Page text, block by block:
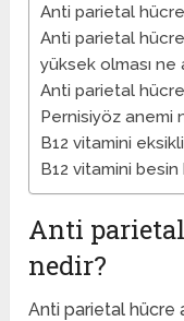
Anti parietal hücre
Anti parietal
yüksek olması ne
Anti parietal
Pernisiyöz anemi
B12 vitamini
B12 vitamini besin
Anti
nedir?
Anti parietal hücre